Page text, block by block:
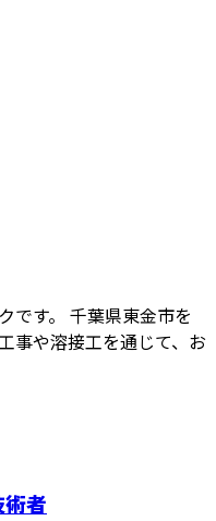
です。 千葉県東金市を
事や溶接工を通じて、お
者